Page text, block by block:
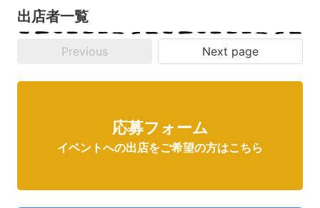
出店者一覧
Previous Next page
応募フォーム
イベントへの出店をご希望の方はこちら